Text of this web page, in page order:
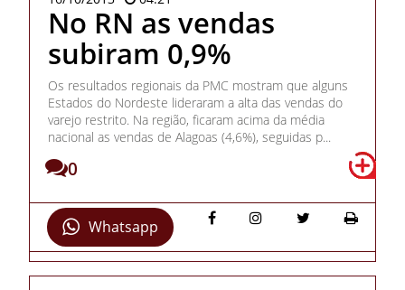
No RN as vendas
subiram 0,9%
Os resultados regionais da PMC mostram que alguns
Estados do Nordeste lideraram a alta das vendas do
varejo restrito. Na região, ficaram acima da média
nacional as vendas de Alagoas (4,6%), seguidas p...
0
Whatsapp